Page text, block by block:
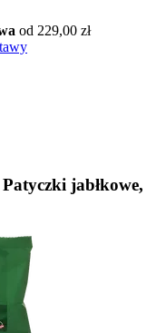
od 229,00 zł
jabłkowe,